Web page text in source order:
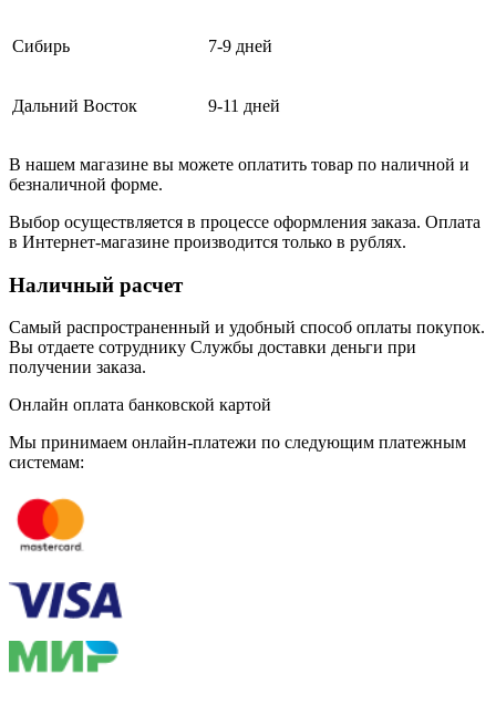
Сибирь 7-9 дней
Дальний Восток 9-11 дней
В нашем магазине вы можете оплатить товар по наличной и
безналичной форме.
Выбор осуществляется в процессе оформления заказа. Оплата
в Интернет-магазине производится только в рублях.
Наличный расчет
Самый распространенный и удобный способ оплаты покупок.
Вы отдаете сотруднику Службы доставки деньги при
получении заказа.
Онлайн оплата банковской картой
Мы принимаем онлайн-платежи по cледующим платежным
системам: